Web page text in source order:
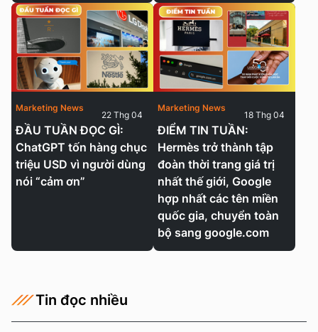
ĐẦU TUẦN ĐỌC GÌ:
ChatGPT tốn hàng chục
triệu USD vì người dùng
nói “cảm ơn”
Marketing News
22 Thg 04
ĐIỂM TIN TUẦN:
Hermès trở thành tập
đoàn thời trang giá trị
nhất thế giới, Google
hợp nhất các tên miền
quốc gia, chuyển toàn
bộ sang google.com
Marketing News
18 Thg 04
Tin đọc nhiều